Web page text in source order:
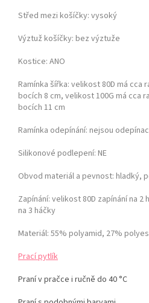
Střed mezi košíčky: vysoký
Výztuž košíčky: bez výztuže
Kostice: ANO
Ramínka šířka: velikost 80D má cca
bocích 8 cm, velikost 100G má cca
bocích 11 cm
Ramínka odepínání: nejsou
Silikonové podlepení: NE
Obvod materiál a pevnost: hladký,
Zapínání: velikost 80D zapínání na 2
na 3 háčky
Materiál: 55% polyamid, 27%
Prací pytlík
Praní v pračce i ručně do 40 °C